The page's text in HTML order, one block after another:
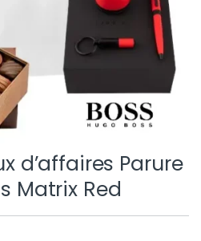
d’affaires Parure
Matrix Red